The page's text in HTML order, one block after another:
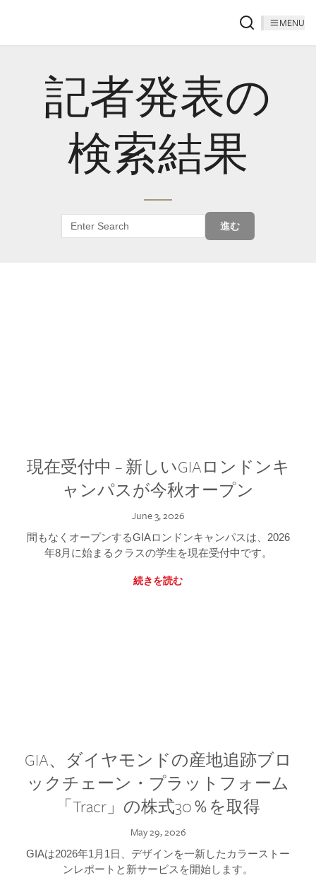
MENU
記者発表の
検索結果
進む
現在受付中 – 新しいGIAロンドンキ
ャンパスが今秋オープン
June 3, 2026
間もなくオープンするGIAロンドンキャンパスは、2026
年8月に始まるクラスの学生を現在受付中です。
続きを読む
GIA、ダイヤモンドの産地追跡ブロ
ックチェーン・プラットフォーム
「Tracr」の株式30％を取得
May 29, 2026
GIAは2026年1月1日、デザインを一新したカラーストー
ンレポートと新サービスを開始します。